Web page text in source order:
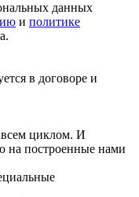
данных
и политике
в договоре и
всем циклом. И
на построенные нами